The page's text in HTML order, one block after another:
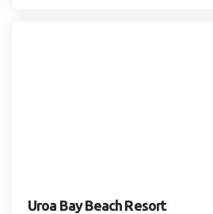
Uroa Bay Beach Resort